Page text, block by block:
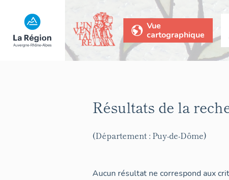
Vue
cartographique
Résultats de la
(Département : Puy-de-Dôme)
Aucun résultat ne correspond aux